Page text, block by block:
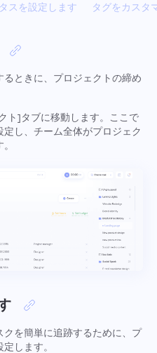
国)
スを設定します タグをカスタ
ときに、プロジェクトの締め
ト]タブに移動します。ここで
し、チーム全体がプロジェク
を簡単に追跡するために、プ
します。
作業して完了したら閉じ
し、タスクをフィルタリ
/タグ）とチームのアクテ